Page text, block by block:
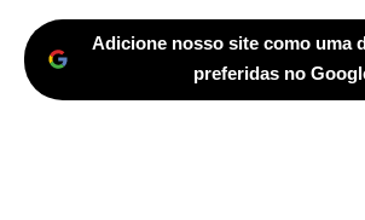
Adicione nosso site como uma
preferidas no